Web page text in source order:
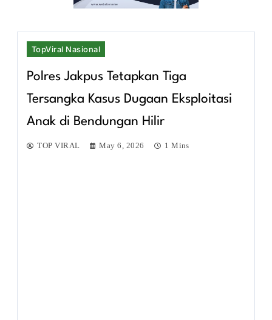
TopViral Nasional
Polres Jakpus Tetapkan Tiga
Tersangka Kasus Dugaan Eksploitasi
Anak di Bendungan Hilir
TOP VIRAL May 6, 2026 1 Mins